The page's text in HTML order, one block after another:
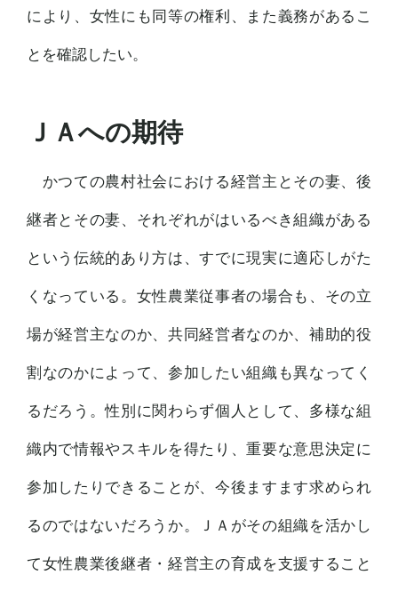
により、女性にも同等の権利、また義務があるこ
とを確認したい。
ＪＡへの期待
かつての農村社会における経営主とその妻、後
継者とその妻、それぞれがはいるべき組織がある
という伝統的あり方は、すでに現実に適応しがた
くなっている。女性農業従事者の場合も、その立
場が経営主なのか、共同経営者なのか、補助的役
割なのかによって、参加したい組織も異なってく
るだろう。性別に関わらず個人として、多様な組
織内で情報やスキルを得たり、重要な意思決定に
参加したりできることが、今後ますます求められ
るのではないだろうか。ＪＡがその組織を活かし
て女性農業後継者・経営主の育成を支援すること